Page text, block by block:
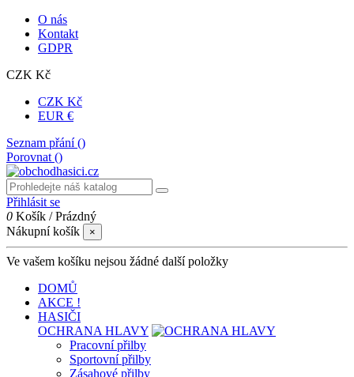
O nás
Kontakt
GDPR
CZK Kč
CZK Kč
EUR €
Seznam přání ()
Porovnat ()
Přihlásit se
0 Košík /Prázdný
Nákupní košík
×
Ve vašem košíku nejsou žádné další položky
DOMŮ
AKCE !
HASIČI
OCHRANA HLAVY
Pracovní přilby
Sportovní přilby
Zásahové přilby